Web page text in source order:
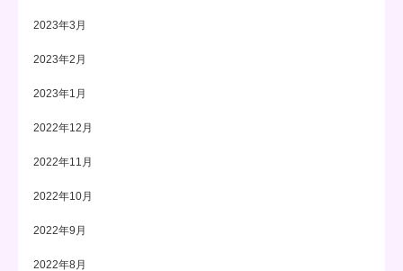
2023年3月
2023年2月
2023年1月
2022年12月
2022年11月
2022年10月
2022年9月
2022年8月